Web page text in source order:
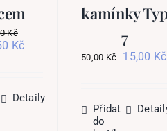
Kč
KčAktuální
Detaily
kamínky
7
50,00Kč
Původní
15,00 Kč
Přidat
do